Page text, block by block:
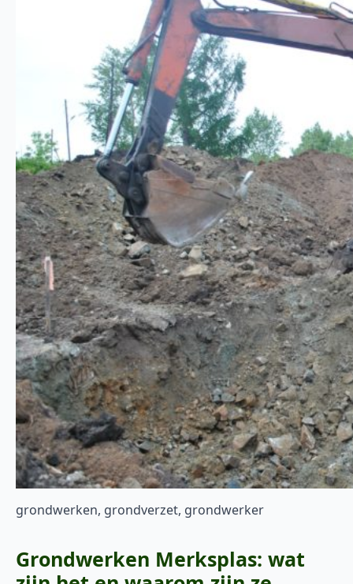
grondwerken, grondverzet, grondwerker
Grondwerken Merksplas: wat